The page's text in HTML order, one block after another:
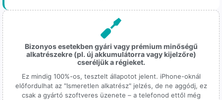
Bizonyos esetekben gyári vagy prémium minőségű
alkatrészekre (pl. új akkumulátorra vagy kijelzőre)
cseréljük a régieket.
Ez mindig 100%-os, tesztelt állapotot jelent. iPhone-oknál
előfordulhat az "Ismeretlen alkatrész" jelzés, de ne aggódj, ez
csak a gyártó szoftveres üzenete – a telefonod ettől még